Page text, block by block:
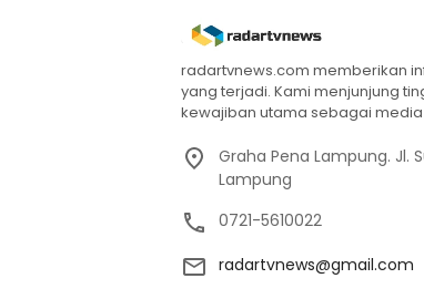
radartvnews.com memberikan
yang terjadi. Kami menjunjung
kewajiban utama sebagai
Graha Pena Lampung. Jl.
Lampung
0721-5610022
radartvnews@gmail.com